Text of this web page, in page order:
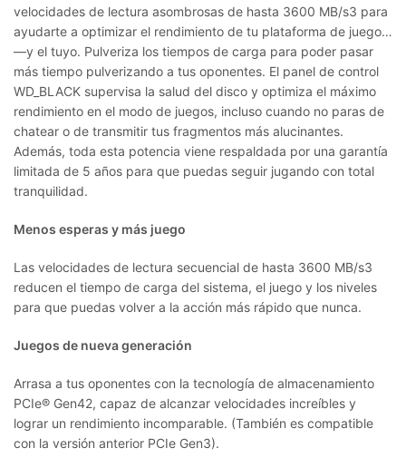
velocidades de lectura asombrosas de hasta 3600 MB/s3 para
ayudarte a optimizar el rendimiento de tu plataforma de juego…
—y el tuyo. Pulveriza los tiempos de carga para poder pasar
más tiempo pulverizando a tus oponentes. El panel de control
WD_BLACK supervisa la salud del disco y optimiza el máximo
rendimiento en el modo de juegos, incluso cuando no paras de
chatear o de transmitir tus fragmentos más alucinantes.
Además, toda esta potencia viene respaldada por una garantía
limitada de 5 años para que puedas seguir jugando con total
tranquilidad.
Menos esperas y más juego
Las velocidades de lectura secuencial de hasta 3600 MB/s3
reducen el tiempo de carga del sistema, el juego y los niveles
para que puedas volver a la acción más rápido que nunca.
Juegos de nueva generación
Arrasa a tus oponentes con la tecnología de almacenamiento
PCIe® Gen42, capaz de alcanzar velocidades increíbles y
lograr un rendimiento incomparable. (También es compatible
con la versión anterior PCIe Gen3).